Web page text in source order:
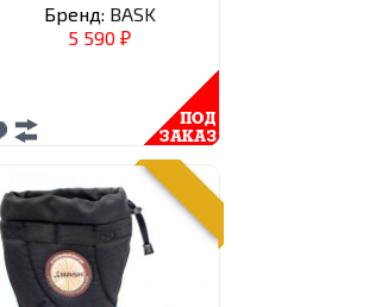
Бренд: BASK
5 590 ₽